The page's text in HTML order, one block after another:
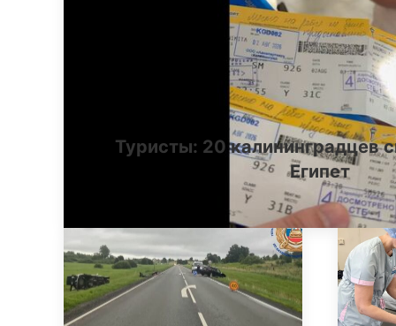
Туристы: 20 калининградцев
Египет